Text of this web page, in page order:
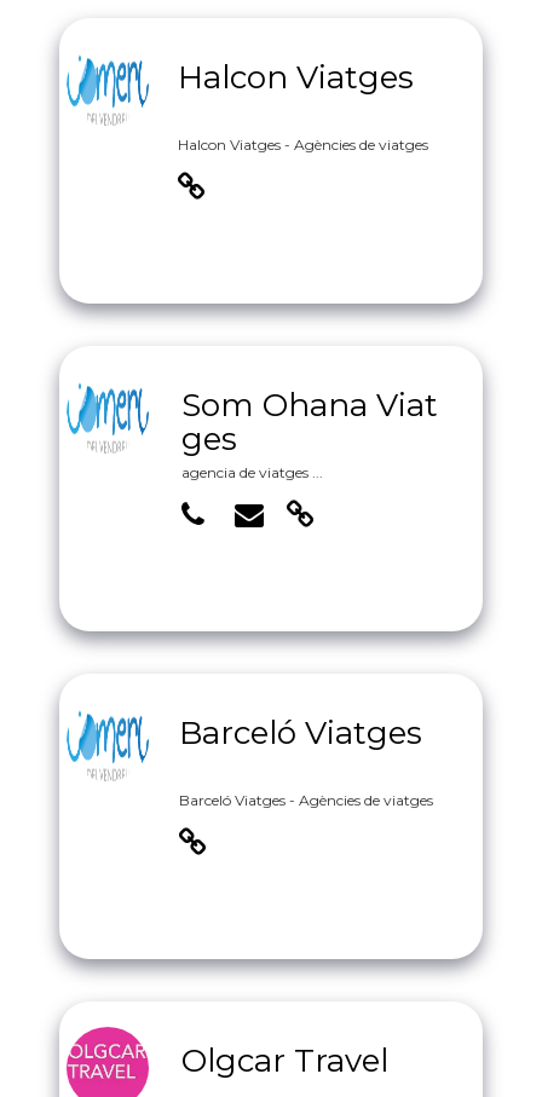
Halcon Viatges
Halcon Viatges - Agències de viatges
Som Ohana Viat
ges
agencia de viatges ...
Barceló Viatges
Barceló Viatges - Agències de viatges
Olgcar Travel